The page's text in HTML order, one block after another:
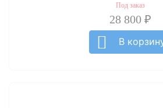
Под заказ
28 800 ₽
В